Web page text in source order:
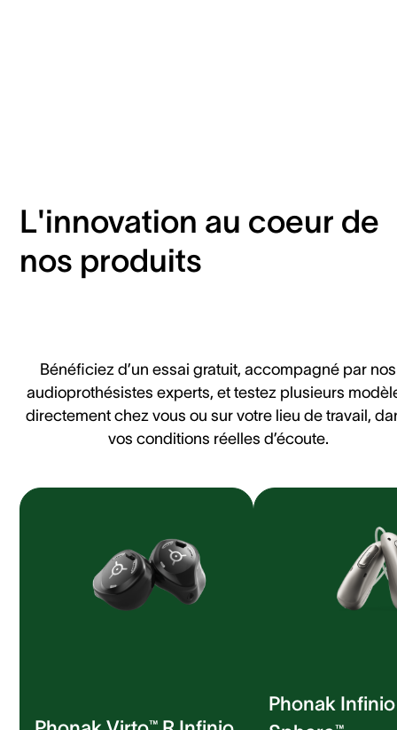
L'innovation au coeur de
nos produits
Bénéficiez d’un essai gratuit, accompagné par nos
audioprothésistes experts, et testez plusieurs
directement chez vous ou sur votre lieu de travail,
vos conditions réelles d’écoute.
Phonak Infinio